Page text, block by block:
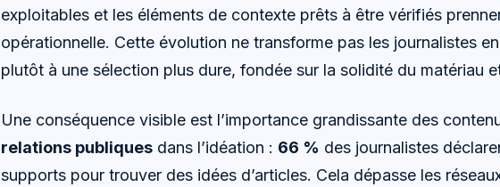
exploitables et les éléments de contexte prêts à être vérifiés
opérationnelle. Cette évolution ne transforme pas les journalistes
plutôt à une sélection plus dure, fondée sur la solidité du matériau
Une conséquence visible est l’importance grandissante des
relations publiques dans l’idéation : 66 % des journalistes
supports pour trouver des idées d’articles. Cela dépasse les